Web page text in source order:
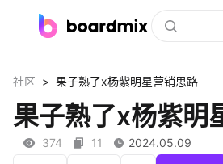
社区资源
下载
社区 > 果子熟了x杨紫明星营销思路
果子熟了x杨紫明
374 11 2024.05.09